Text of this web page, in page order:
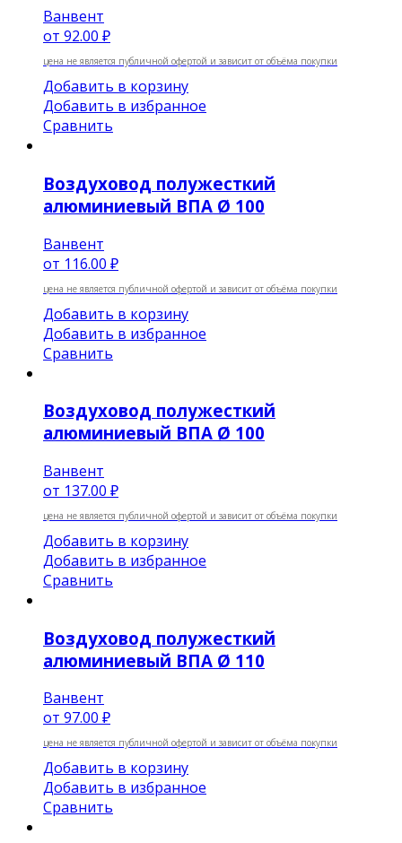
Ванвент
от 92.00 ₽
цена не является публичной офертой и зависит от объёма покупки
Добавить в корзину
Добавить в избранное
Сравнить
Воздуховод полужесткий
алюминиевый ВПА Ø 100
Ванвент
от 116.00 ₽
цена не является публичной офертой и зависит от объёма покупки
Добавить в корзину
Добавить в избранное
Сравнить
Воздуховод полужесткий
алюминиевый ВПА Ø 100
Ванвент
от 137.00 ₽
цена не является публичной офертой и зависит от объёма покупки
Добавить в корзину
Добавить в избранное
Сравнить
Воздуховод полужесткий
алюминиевый ВПА Ø 110
Ванвент
от 97.00 ₽
цена не является публичной офертой и зависит от объёма покупки
Добавить в корзину
Добавить в избранное
Сравнить